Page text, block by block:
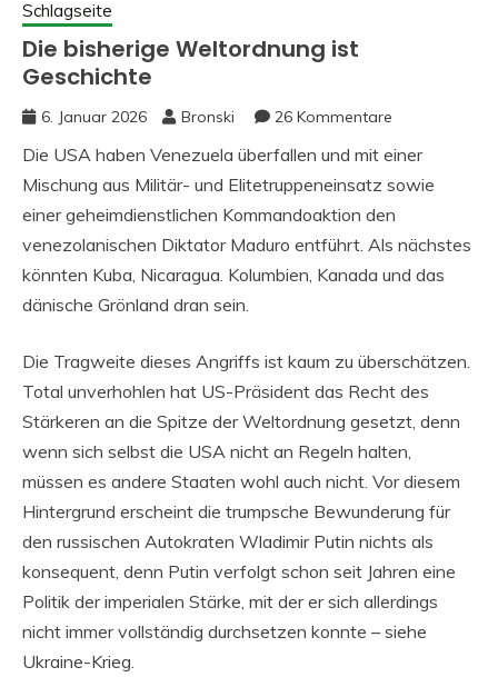
Schlagseite
Die bisherige Weltordnung ist
Geschichte
6. Januar 2026 Bronski 26 Kommentare
Die USA haben Venezuela überfallen und mit einer
Mischung aus Militär- und Elitetruppeneinsatz sowie
einer geheimdienstlichen Kommandoaktion den
venezolanischen Diktator Maduro entführt. Als nächstes
könnten Kuba, Nicaragua. Kolumbien, Kanada und das
dänische Grönland dran sein.
Die Tragweite dieses Angriffs ist kaum zu überschätzen.
Total unverhohlen hat US-Präsident das Recht des
Stärkeren an die Spitze der Weltordnung gesetzt, denn
wenn sich selbst die USA nicht an Regeln halten,
müssen es andere Staaten wohl auch nicht. Vor diesem
Hintergrund erscheint die trumpsche Bewunderung für
den russischen Autokraten Wladimir Putin nichts als
konsequent, denn Putin verfolgt schon seit Jahren eine
Politik der imperialen Stärke, mit der er sich allerdings
nicht immer vollständig durchsetzen konnte – siehe
Ukraine-Krieg.